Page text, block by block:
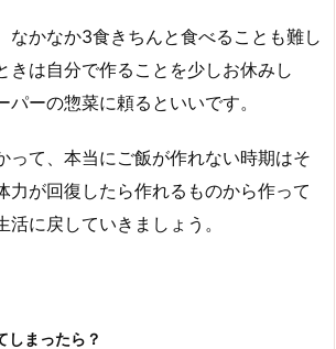
なかなか3食きちんと食べることも難し
きは自分で作ることを少しお休みし
ーの惣菜に頼るといいです。
って、本当にご飯が作れない時期はそ
力が回復したら作れるものから作って
に戻していきましょう。
しまったら？